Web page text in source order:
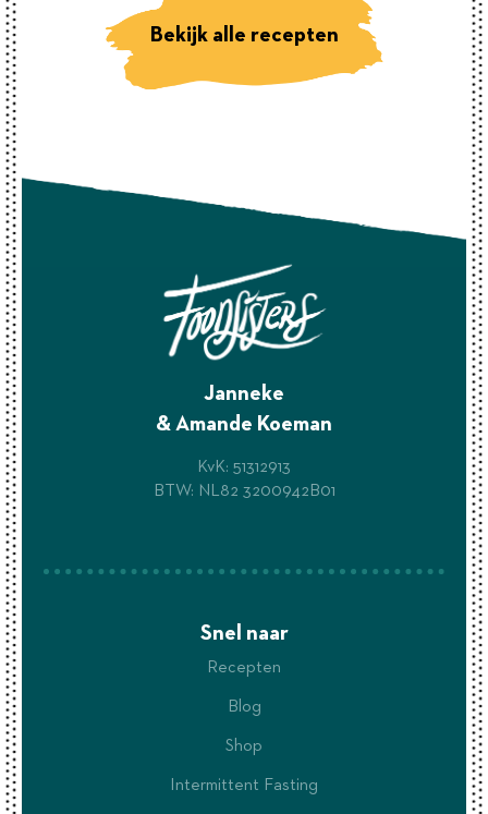
Bekijk alle recepten
Janneke
& Amande Koeman
KvK: 51312913
BTW: NL82 3200942B01
Snel naar
Recepten
Blog
Shop
Intermittent Fasting